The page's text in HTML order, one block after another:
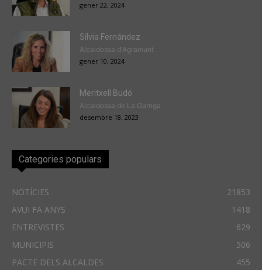
gener 22, 2024
Sílvia Fernández
Alcaldessa d'Agramunt
gener 10, 2024
Meritxell Budó
Alcaldessa de La Garriga
desembre 18, 2023
Categories populars
NOTÍCIES
21853
AVUI FA ANYS
1418
ENTREVISTES
629
MUNICIPIS
506
PACTE DELS ALCALDES
455